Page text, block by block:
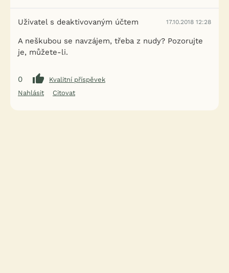
Uživatel s deaktivovaným účtem 17.10.2018 12:28
A neškubou se navzájem, třeba z nudy? Pozorujte
je, můžete-li.
0
Kvalitní příspěvek
Nahlásit
Citovat